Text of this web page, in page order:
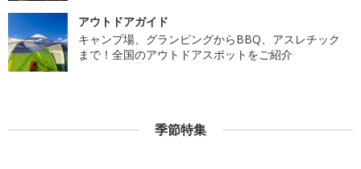
アウトドアガイド
キャンプ場、グランピングからBBQ、アスレチック
まで！全国のアウトドアスポットをご紹介
季節特集